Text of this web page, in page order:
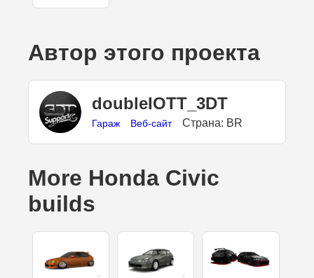
Автор этого проекта
doubleIOTT_3DT
Гараж Веб-сайт Страна: BR
More Honda Civic
builds